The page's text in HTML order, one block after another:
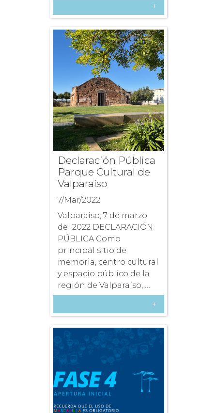
+
Declaración Pública
Parque Cultural de
Valparaíso
7/Mar/2022
Valparaíso, 7 de marzo
del 2022 DECLARACIÓN
PÚBLICA Como
principal sitio de
memoria, centro cultural
y espacio público de la
región de Valparaíso, …
+